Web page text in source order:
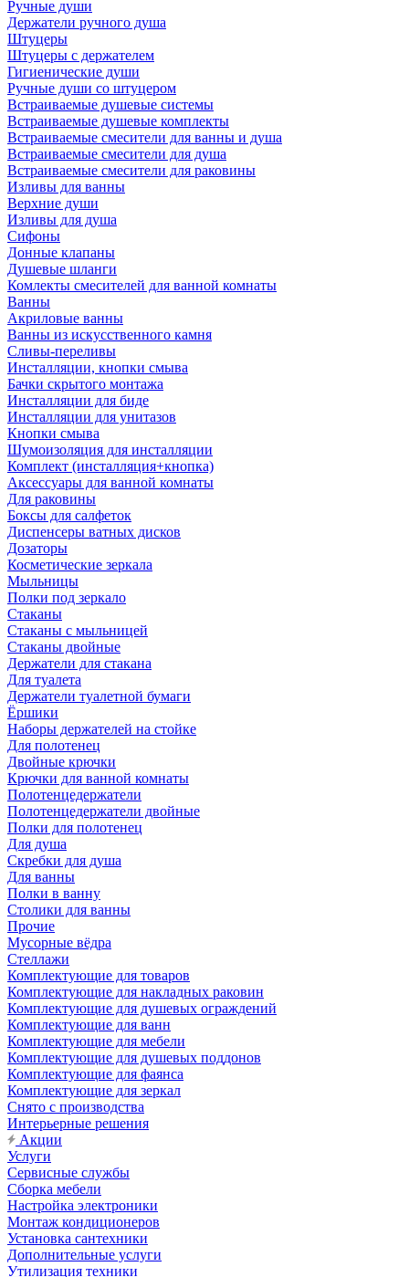
Ручные души
Держатели ручного душа
Штуцеры
Штуцеры с держателем
Гигиенические души
Ручные души со штуцером
Встраиваемые душевые системы
Встраиваемые душевые комплекты
Встраиваемые смесители для ванны и душа
Встраиваемые смесители для душа
Встраиваемые смесители для раковины
Изливы для ванны
Верхние души
Изливы для душа
Сифоны
Донные клапаны
Душевые шланги
Комлекты смесителей для ванной комнаты
Ванны
Акриловые ванны
Ванны из искусственного камня
Сливы-переливы
Инсталляции, кнопки смыва
Бачки скрытого монтажа
Инсталляции для биде
Инсталляции для унитазов
Кнопки смыва
Шумоизоляция для инсталляции
Комплект (инсталляция+кнопка)
Аксессуары для ванной комнаты
Для раковины
Боксы для салфеток
Диспенсеры ватных дисков
Дозаторы
Косметические зеркала
Мыльницы
Полки под зеркало
Стаканы
Стаканы с мыльницей
Стаканы двойные
Держатели для стакана
Для туалета
Держатели туалетной бумаги
Ёршики
Наборы держателей на стойке
Для полотенец
Двойные крючки
Крючки для ванной комнаты
Полотенцедержатели
Полотенцедержатели двойные
Полки для полотенец
Для душа
Скребки для душа
Для ванны
Полки в ванну
Столики для ванны
Прочие
Мусорные вёдра
Стеллажи
Комплектующие для товаров
Комплектующие для накладных раковин
Комплектующие для душевых ограждений
Комплектующие для ванн
Комплектующие для мебели
Комплектующие для душевых поддонов
Комплектующие для фаянса
Комплектующие для зеркал
Снято с производства
Интерьерные решения
Акции
Услуги
Сервисные службы
Сборка мебели
Настройка электроники
Монтаж кондиционеров
Установка сантехники
Дополнительные услуги
Утилизация техники